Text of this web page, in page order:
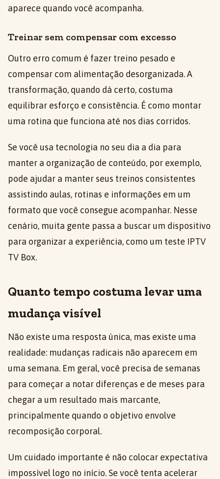
aparece quando você acompanha.
Treinar sem compensar com excesso
Outro erro comum é fazer treino pesado e
compensar com alimentação desorganizada. A
transformação, quando dá certo, costuma
equilibrar esforço e consistência. É como montar
uma rotina que funciona até nos dias corridos.
Se você usa tecnologia no seu dia a dia para
manter a organização de conteúdo, por exemplo,
pode ajudar a manter seus treinos consistentes
assistindo aulas, rotinas e informações em um
formato que você consegue acompanhar. Nesse
cenário, muita gente passa a buscar um dispositivo
para organizar a experiência, como um teste IPTV
TV Box.
Quanto tempo costuma levar uma
mudança visível
Não existe uma resposta única, mas existe uma
realidade: mudanças radicais não aparecem em
uma semana. Em geral, você precisa de semanas
para começar a notar diferenças e de meses para
chegar a um resultado mais marcante,
principalmente quando o objetivo envolve
recomposição corporal.
Um cuidado importante é não colocar expectativa
impossível logo no início. Se você tenta acelerar